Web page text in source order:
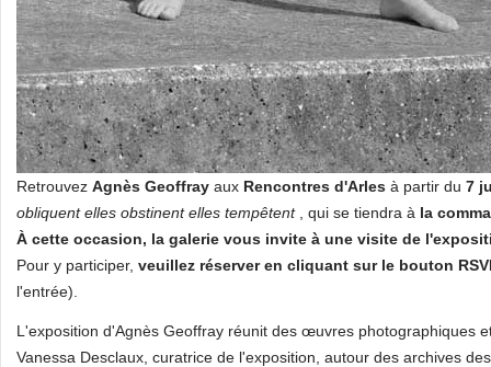
Retrouvez Agnès Geoffray aux Rencontres d'Arles à partir du 7
obliquent elles obstinent elles tempêtent, qui se tiendra à la
À cette occasion, la galerie vous invite à une visite de
Pour y participer, veuillez réserver en cliquant sur le bouton
l'entrée).
L'exposition d'Agnès Geoffray réunit des œuvres photographiques
Vanessa Desclaux, curatrice de l'exposition, autour des archives